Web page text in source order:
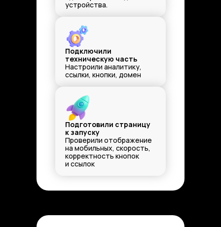
устройства.
Подключили
техническую часть
Настроили аналитику,
ссылки, кнопки, домен
Подготовили страницу
к запуску
Проверили отображение
на мобильных, скорость,
корректность кнопок
и ссылок